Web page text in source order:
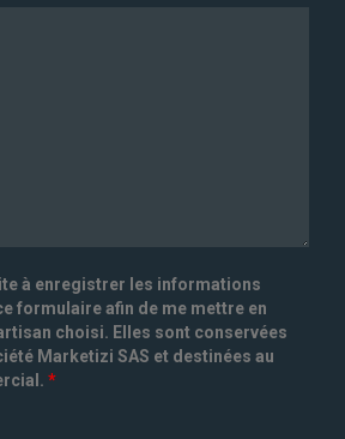
à enregistrer les informations
formulaire afin de me mettre en
choisi. Elles sont conservées
Marketizi SAS et destinées au
*